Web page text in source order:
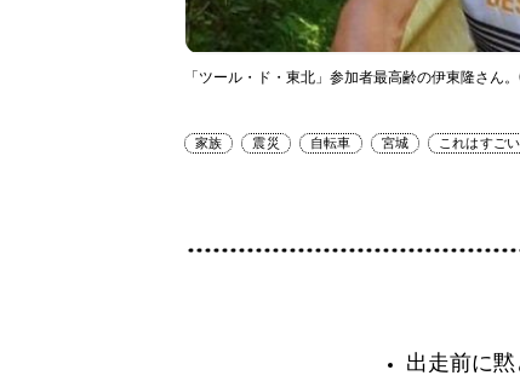
「ツール・ド・東北」参加者最高齢の伊東隆さん
家族 震災 自転車 宮城 これはすごい
出走前に